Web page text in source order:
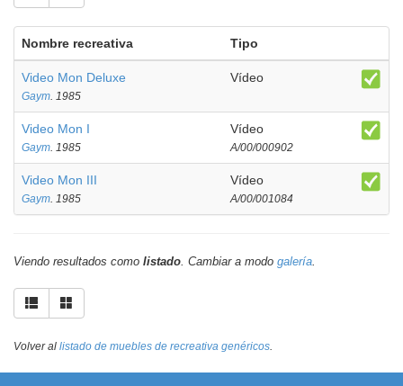
Nombre recreativa Tipo
Video Mon Deluxe
Gaym. 1985
Vídeo
Video Mon I
Gaym. 1985
Vídeo
A/00/000902
Video Mon III
Gaym. 1985
Vídeo
A/00/001084
Viendo resultados como listado. Cambiar a modo galería.
Volver al listado de muebles de recreativa genéricos.